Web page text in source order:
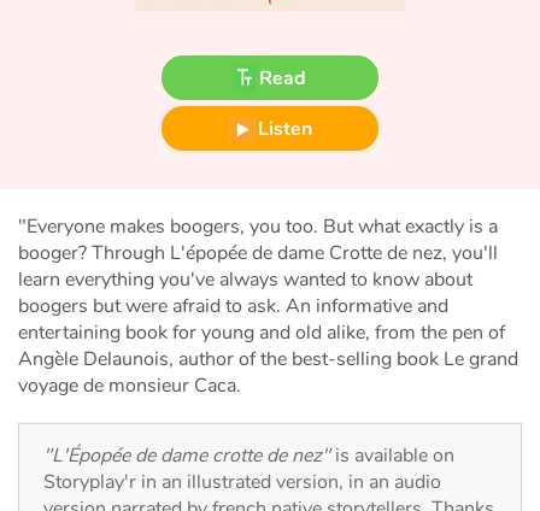
Ogres, monsters and witches
Ecology, nature, seasons
The animals
Travel, epic, investigation, adventure
Around the world
Learning
Read
Listen
"Everyone makes boogers, you too. But what exactly is a
booger? Through L'épopée de dame Crotte de nez, you'll
learn everything you've always wanted to know about
boogers but were afraid to ask. An informative and
entertaining book for young and old alike, from the pen of
Angèle Delaunois, author of the best-selling book Le grand
voyage de monsieur Caca.
"L'Épopée de dame crotte de nez"is available on
Storyplay'r in an illustrated version, in an audio